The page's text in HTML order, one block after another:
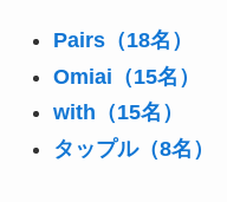
Pairs（18名）
Omiai（15名）
with（15名）
タップル（8名）